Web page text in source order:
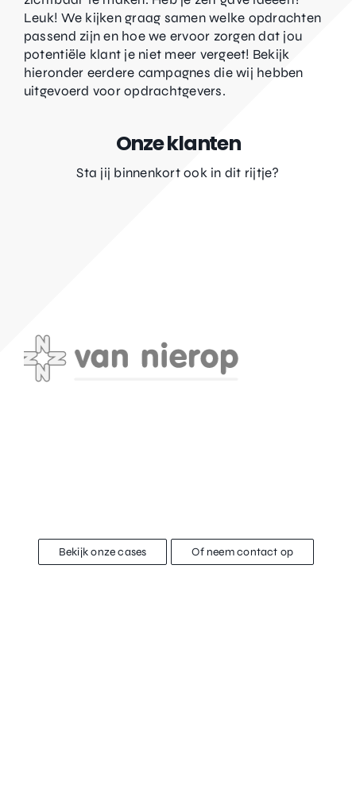
Leuk! We kijken graag samen welke opdrachten
passend zijn en hoe we ervoor zorgen dat jou
potentiële klant je niet meer vergeet! Bekijk
hieronder eerdere campagnes die wij hebben
uitgevoerd voor opdrachtgevers.
Onze klanten
Sta jij binnenkort ook in dit rijtje?
Bekijk onze cases Of neem contact op